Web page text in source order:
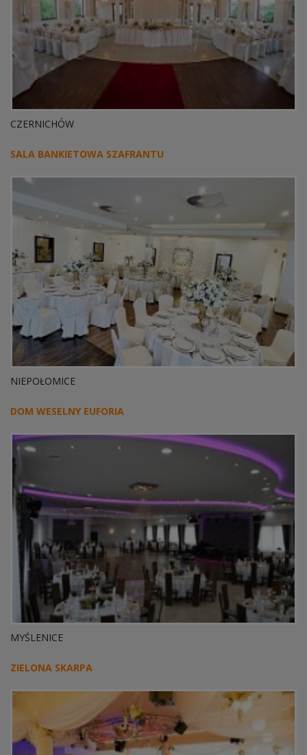
CZERNICHÓW
SALA BANKIETOWA SZAFRANTU
NIEPOŁOMICE
DOM WESELNY EUFORIA
MYŚLENICE
ZIELONA SKARPA